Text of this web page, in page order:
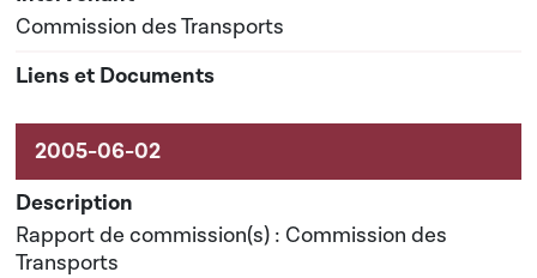
Commission des Transports
Rapport de commission(s) : Commission des
Transports